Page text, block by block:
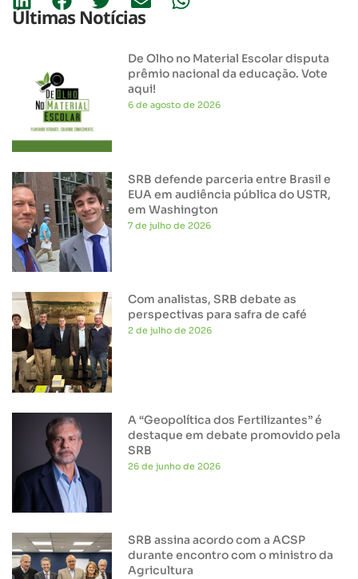
Últimas Notícias
De Olho no Material Escolar disputa
prêmio nacional da educação. Vote
aqui!
6 de agosto de 2026
SRB defende parceria entre Brasil e
EUA em audiência pública do USTR,
em Washington
7 de julho de 2026
Com analistas, SRB debate as
perspectivas para safra de café
2 de julho de 2026
A “Geopolítica dos Fertilizantes” é
destaque em debate promovido pela
SRB
26 de junho de 2026
SRB assina acordo com a ACSP
durante encontro com o ministro da
Agricultura